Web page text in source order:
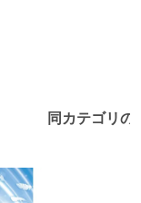
同カテゴリの